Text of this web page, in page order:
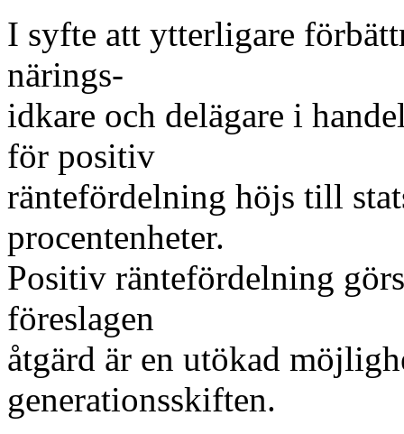
I syfte att ytterligare
närings-
idkare och delägare i
för positiv
räntefördelning höjs till
procentenheter.
Positiv räntefördelning
föreslagen
åtgärd är en utökad
generationsskiften.